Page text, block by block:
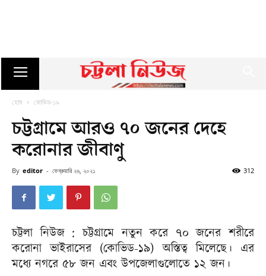
হোম কোভিড-১৯
চট্টগ্রামে আরও ৭০ জনের দেহে
করোনার জীবাণু
By editor - ফেব্রুয়ারি ২৬, ২০২১ 312
চট্টলা নিউজ : চট্টগ্রামে নতুন করে ৭০ জনের শরীরে
করোনা ভাইরাসের (কোভিড-১৯) অস্তিত্ব মিলেছে। এর
মধ্যে নগরে ৫৮ জন এবং উপজেলাগুলোতে ১২ জন।